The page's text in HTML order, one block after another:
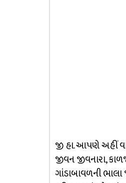
જી હા. આપણે અહીં
જીવન જીવનારા,
ગાંડાબાવળની